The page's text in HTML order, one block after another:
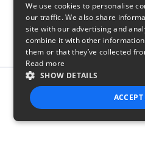
Report
We use cookies to personalise
our traffic. We also share
site with our advertising and
combine it with other
them or that they’ve collected
Read more
SHOW DETAILS
STRICTLY NECESSARY